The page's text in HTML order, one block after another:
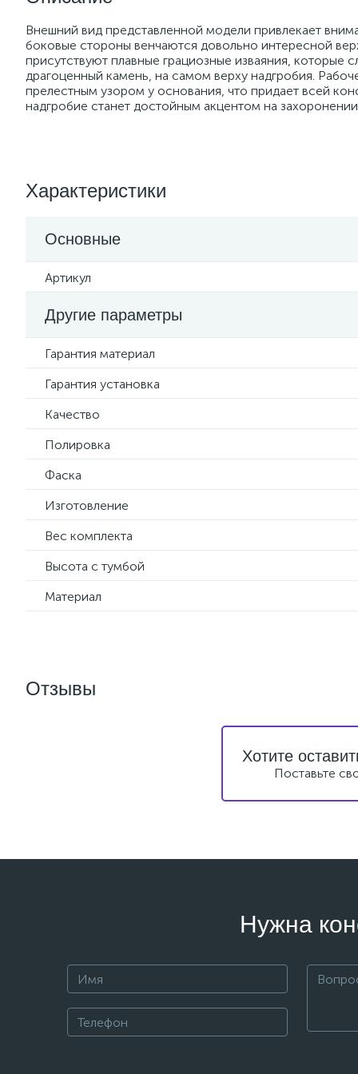
Внешний вид представленной модели привлекает
боковые стороны венчаются довольно интересной
присутствуют плавные грациозные изваяния,
драгоценный камень, на самом верху надгробия.
прелестным узором у основания, что придает всей
надгробие станет достойным акцентом на
Характеристики
Основные
Артикул
Другие параметры
Гарантия материал
Гарантия установка
Качество
Полировка
Фаска
Изготовление
Вес комплекта
Высота с тумбой
Материал
Отзывы
Хотите
Поставьте
Нужна